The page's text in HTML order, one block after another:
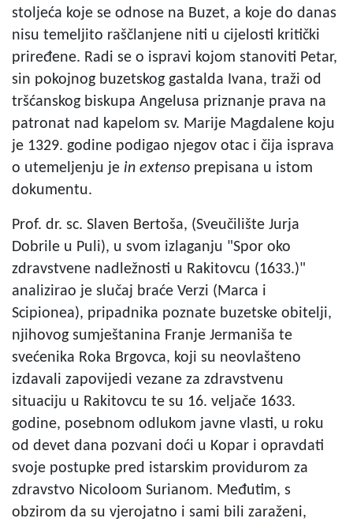
stoljeća koje se odnose na Buzet, a koje do danas
nisu temeljito raščlanjene niti u cijelosti kritički
priređene. Radi se o ispravi kojom stanoviti Petar,
sin pokojnog buzetskog gastalda Ivana, traži od
tršćanskog biskupa Angelusa priznanje prava na
patronat nad kapelom sv. Marije Magdalene koju
je 1329. godine podigao njegov otac i čija isprava
o utemeljenju je in extenso prepisana u istom
dokumentu.
Prof. dr. sc. Slaven Bertoša, (Sveučilište Jurja
Dobrile u Puli), u svom izlaganju "Spor oko
zdravstvene nadležnosti u Rakitovcu (1633.)"
analizirao je slučaj braće Verzi (Marca i
Scipionea), pripadnika poznate buzetske obitelji,
njihovog sumještanina Franje Jermaniša te
svećenika Roka Brgovca, koji su neovlašteno
izdavali zapovijedi vezane za zdravstvenu
situaciju u Rakitovcu te su 16. veljače 1633.
godine, posebnom odlukom javne vlasti, u roku
od devet dana pozvani doći u Kopar i opravdati
svoje postupke pred istarskim providurom za
zdravstvo Nicoloom Surianom. Međutim, s
obzirom da su vjerojatno i sami bili zaraženi,